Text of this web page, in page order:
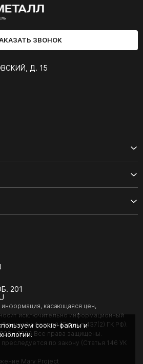
ЗВОНОК
Д. 15
201
касающаяся цен,
исключительно информационный
офертой (Статья 437(2) ГК РФ).
- 2026 Все права защищены.
по закону (Статья 146 УК
Mary Project
cookie-файлы и